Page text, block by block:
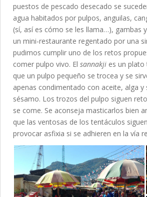
puestos de pescado desecado se
agua habitados por pulpos, anguilas,
(sí, así es cómo se les llama…), gambas
un mini-restaurante regentado por una
pudimos cumplir uno de los retos
comer pulpo vivo. El sannakji es un plato
que un pulpo pequeño se trocea y se
apenas condimentado con aceite, alga y
sésamo. Los trozos del pulpo siguen
se come. Se aconseja masticarlos bien
que las ventosas de los tentáculos
provocar asfixia si se adhieren en la vía